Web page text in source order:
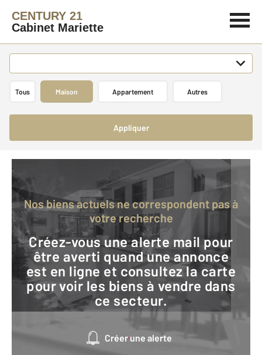
CENTURY 21
Cabinet Mariette
Tous Maison Appartement Autres
Appliquer
Nos biens actuels ne correspondent pas à
votre recherche
Créez-vous une alerte mail pour
être averti quand une annonce
est en ligne et consultez la carte
pour voir les biens à vendre dans
ce secteur.
Créer une alerte